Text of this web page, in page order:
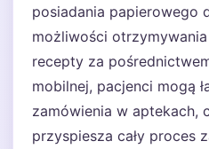
posiadania papierowego
możliwości
recepty za
mobilnej, pacjenci mogą
zamówienia w aptekach,
przyspiesza cały proces